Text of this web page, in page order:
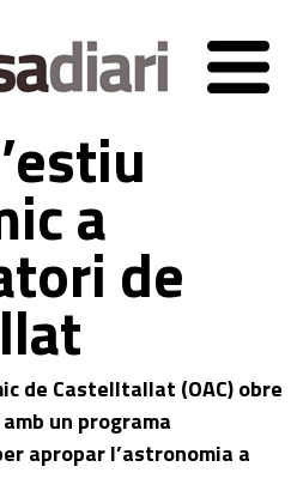
a
de
de Castelltallat (OAC) obre
un programa
apropar l’astronomia a